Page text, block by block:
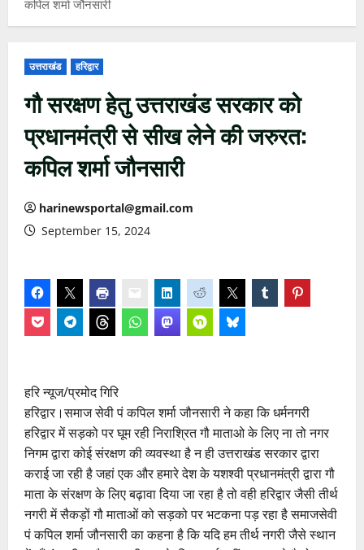
कपिल शर्मा जौनसारी
उत्तराखंड हरिद्वार
गौ सरक्षण हेतु उत्तराखंड सरकार को
प्रधानमंत्री से सीख लेने की जरुरत:
कपिल शर्मा जौनसारी
harinewsportal@gmail.com
September 15, 2024
हरि न्यूज/प्रमोद गिरि
हरिद्वार।समाज सेवी पं कपिल शर्मा जौनसारी ने कहा कि धर्मनगरी
हरिद्वार में सड़को पर घूम रही निराश्रित गौ माताओ के लिए ना तो नगर
निगम द्वारा कोई संरक्षण की व्यवस्था है न ही उत्तराखंड सरकार द्वारा
कराई जा रही है जहां एक और हमारे देश के यशश्वी प्रधानमंत्री द्वारा गौ
माता के संरक्षण के लिए बढ़ावा दिया जा रहा है तो वही हरिद्वार जैसी तीर्थ
नगरी में सैकड़ों गौ माताओं को सड़को पर भटकना पड़ रहा है समाजसेवी
पं कपिल शर्मा जौनसारी का कहना है कि यदि हम तीर्थ नगरी जैसे स्थान